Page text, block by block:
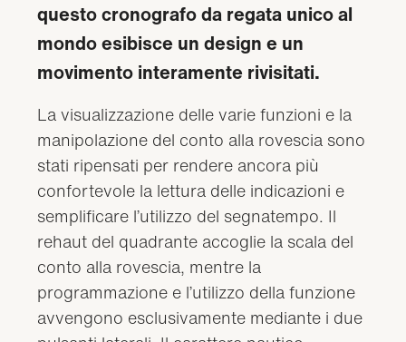
questo cronografo da regata unico al
mondo esibisce un design e un
movimento interamente rivisitati.
La visualizzazione delle varie funzioni e la
manipolazione del conto alla rovescia sono
stati ripensati per rendere ancora più
confortevole la lettura delle indicazioni e
semplificare l’utilizzo del segnatempo. Il
rehaut del quadrante accoglie la scala del
conto alla rovescia, mentre la
programmazione e l’utilizzo della funzione
avvengono esclusivamente mediante i due